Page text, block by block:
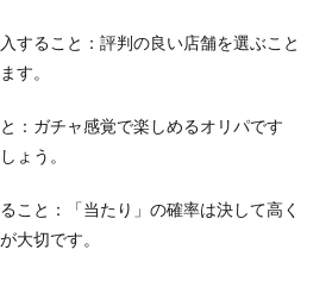
すること：評判の良い店舗を選ぶこと
す。
：ガチャ感覚で楽しめるオリパです
ょう。
こと：「当たり」の確率は決して高く
大切です。